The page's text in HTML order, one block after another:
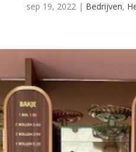
sep 19, 2022| Bedrijven,